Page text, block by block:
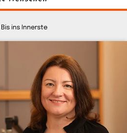
Bis ins Innerste